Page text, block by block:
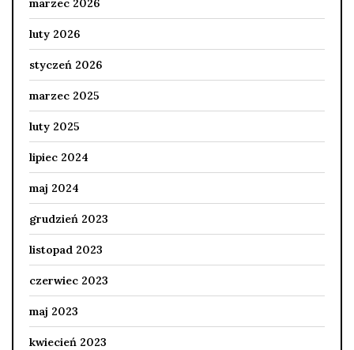
luty 2026
styczeń 2026
marzec 2025
luty 2025
lipiec 2024
maj 2024
grudzień 2023
listopad 2023
czerwiec 2023
maj 2023
kwiecień 2023